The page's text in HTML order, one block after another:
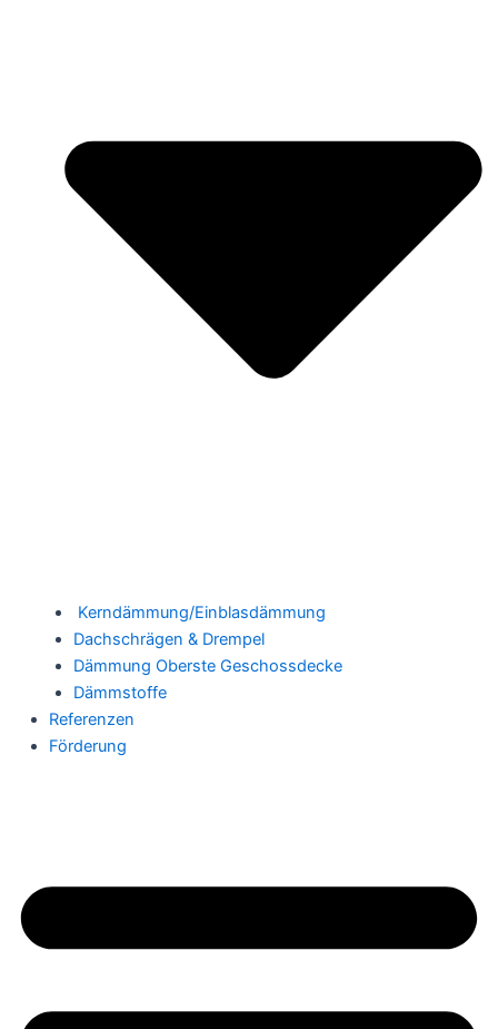
Kerndämmung/Einblasdämmung
Dachschrägen & Drempel
Dämmung Oberste Geschossdecke
Dämmstoffe
Referenzen
Förderung